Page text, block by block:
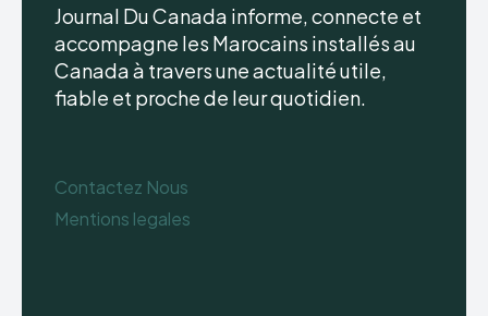
Journal Du Canada informe, connecte et
accompagne les Marocains installés au
Canada à travers une actualité utile,
fiable et proche de leur quotidien.
Contactez Nous
Mentions legales